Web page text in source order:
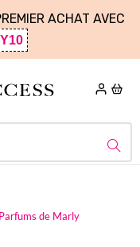
ACHAT AVEC
Parfums de Marly